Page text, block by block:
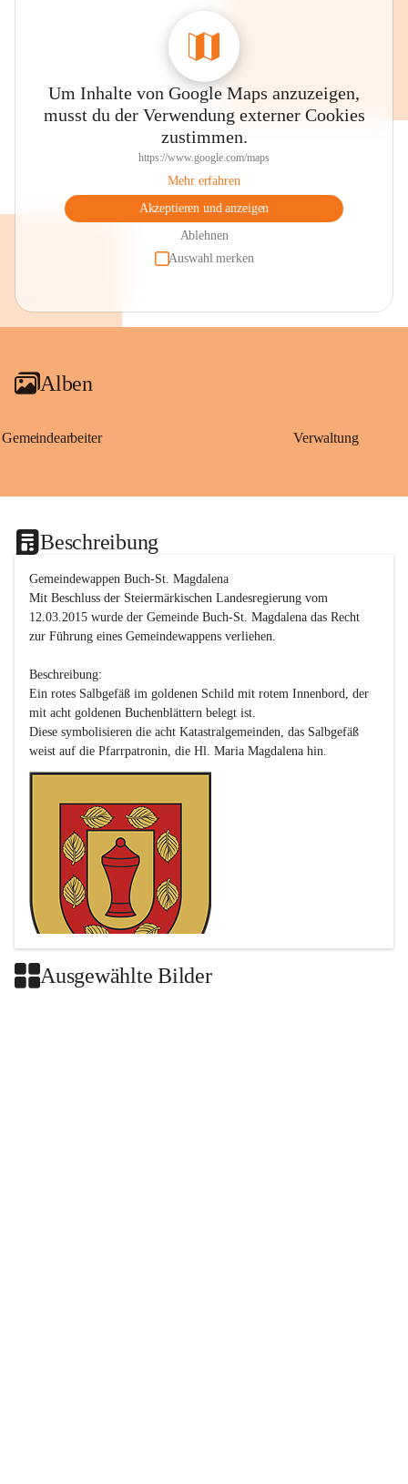
Um Inhalte von Google Maps anzuzeigen,
musst du der Verwendung externer Cookies
zustimmen.
https://www.google.com/maps
Mehr erfahren
Akzeptieren und anzeigen
Ablehnen
Auswahl merken
Alben
Gemeindearbeiter Verwaltung
Beschreibung
Gemeindewappen Buch-St. Magdalena
Mit Beschluss der Steiermärkischen Landesregierung vom
12.03.2015 wurde der Gemeinde Buch-St. Magdalena das Recht
zur Führung eines Gemeindewappens verliehen.
Beschreibung:
Ein rotes Salbgefäß im goldenen Schild mit rotem Innenbord, der
mit acht goldenen Buchenblättern belegt ist.
Diese symbolisieren die acht Katastralgemeinden, das Salbgefäß
Ausgewählte Bilder